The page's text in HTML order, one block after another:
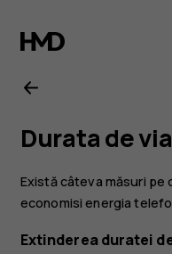
Ghid
de
Nokia
G21
Durata de
Există câteva măsuri pe
economisi energia
Extinderea duratei